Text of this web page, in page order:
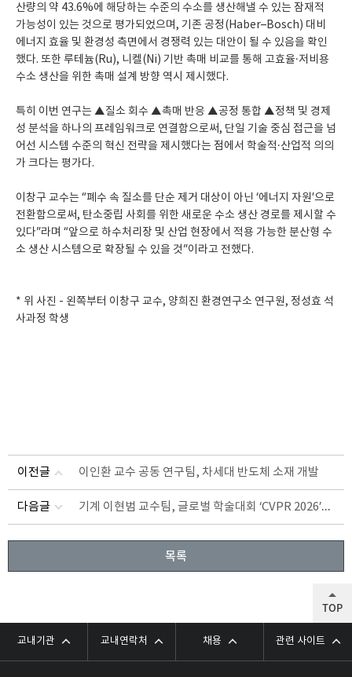
산량의 약 43.6%에 해당하는 수준의 수소를 생산해낼 수 있는 잠재적
가능성이 있는 것으로 평가되었으며, 기존 공정(Haber–Bosch) 대비
에너지 효율 및 환경성 측면에서 경쟁력 있는 대안이 될 수 있음을 확인
했다. 또한 루테늄(Ru), 니켈(Ni) 기반 촉매 비교를 통해 고효율·저비용
수소 생산을 위한 촉매 설계 방향 역시 제시했다.
특히 이번 연구는 ▲질소 회수 ▲촉매 반응 ▲공정 통합 ▲정책 및 경제
성 분석을 하나의 프레임워크로 연결함으로써, 단일 기술 중심 접근을 넘
어선 시스템 수준의 혁신 전략을 제시했다는 점에서 학술적·산업적 의의
가 크다는 평가다.
이창구 교수는 “폐수 속 질소를 단순 제거 대상이 아닌 ‘에너지 자원’으로
전환함으로써, 탄소중립 사회를 위한 새로운 수소 생산 경로를 제시할 수
있다”라며 “앞으로 하수처리장 및 산업 현장에서 적용 가능한 분산형 수
소 생산 시스템으로 확장될 수 있을 것”이라고 전했다.
* 위 사진 - 왼쪽부터 이창구 교수, 양희진 환경연구소 연구원, 정성효 석
사과정 학생
이전글 이인환 교수 공동 연구팀, 차세대 반도체 소재 개발
다음글 기계 이현범 교수팀, 글로벌 학술대회 ‘CVPR 2026’서 논문 발표
목록
교내기관 교내연락처 채용 관련 사이트
TOP